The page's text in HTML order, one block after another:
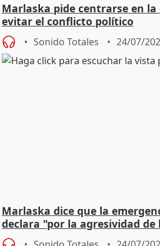
Marlaska pide centrarse en la
evitar el conflicto político
Sonido Totales 24/07/
Marlaska dice que la
declara "por la agresividad de